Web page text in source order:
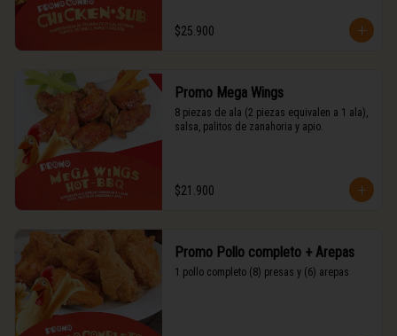
$25.900
Promo Mega Wings
8 piezas de ala (2 piezas equivalen a 1 ala),
salsa, palitos de zanahoria y apio.
$21.900
Promo Pollo completo + Arepas
1 pollo completo (8) presas y (6) arepas